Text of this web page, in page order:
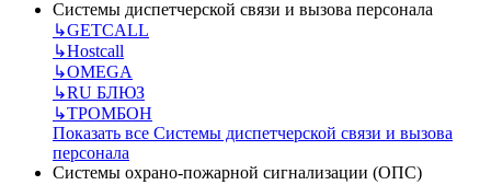
Системы диспетчерской связи и вызова персонала
↳GETCALL
↳Hostcall
↳OMEGA
↳RU БЛЮЗ
↳ТРОМБОН
Показать все Системы диспетчерской связи и вызова
персонала
Системы охрано-пожарной сигнализации (ОПС)